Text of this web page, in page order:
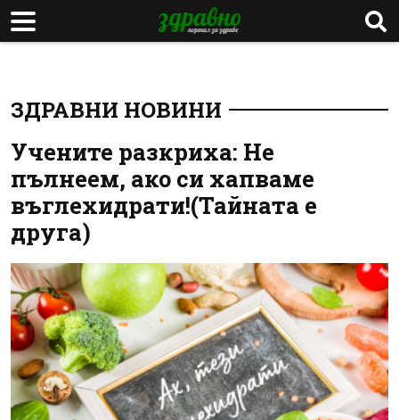
ЗДРАВНИ НОВИНИ
Учените разкриха: Не
пълнеем, ако си хапваме
въглехидрати!(Тайната е
друга)